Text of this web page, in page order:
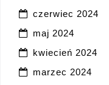
czerwiec 2024
maj 2024
kwiecień 2024
marzec 2024